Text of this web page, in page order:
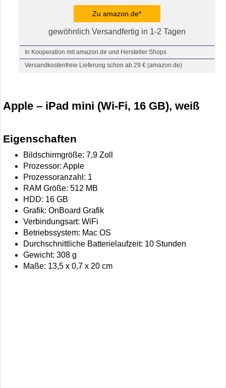
Zu amazon.de*
gewöhnlich Versandfertig in 1-2 Tagen
In Kooperation mit amazon.de und Hersteller Shops
Versandkostenfreie Lieferung schon ab 29 € (amazon.de)
Apple – iPad mini (Wi-Fi, 16 GB), weiß
Eigenschaften
Bildschirmgröße: 7,9 Zoll
Prozessor: Apple
Prozessoranzahl: 1
RAM Größe: 512 MB
HDD: 16 GB
Grafik: OnBoard Grafik
Verbindungsart: WiFi
Betriebssystem: Mac OS
Durchschnittliche Batterielaufzeit: 10 Stunden
Gewicht: 308 g
Maße: 13,5 x 0,7 x 20 cm